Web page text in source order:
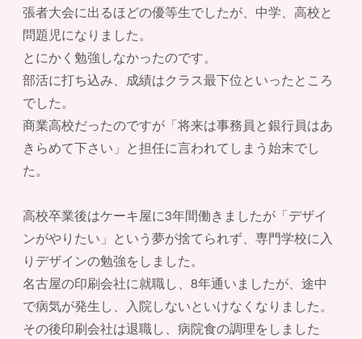
張者大会に出るほどの優等生でしたが、中学、高校と
問題児になりました。
とにかく勉強しなかったのです。
部活に打ち込み、成績はクラス最下位といったところ
でした。
商業高校だったのですが「将来は事務員と銀行員はあ
きらめて下さい」と担任に言われてしまう始末でし
た。
高校卒業後はケーキ屋に3年間働きましたが「デザイ
ンがやりたい」という夢が捨てられず、専門学校に入
りデザインの勉強をしました。
名古屋の印刷会社に就職し、8年通いましたが、途中
で病気が発生し、入院しないといけなくなりました。
その後印刷会社は退職し、病院食の調理をしました